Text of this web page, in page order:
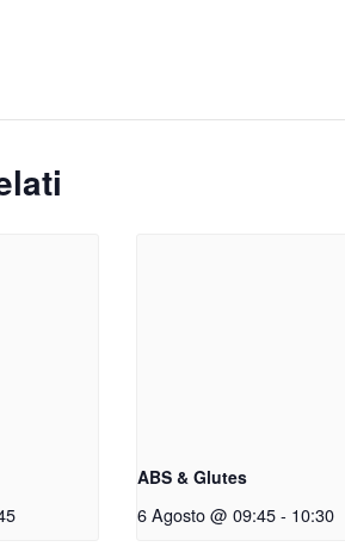
ABS & Glutes
6 Agosto @ 09:45 - 10:30